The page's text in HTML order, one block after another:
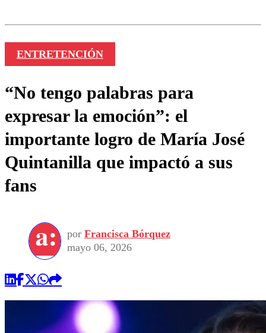
ENTRETENCIÓN
“No tengo palabras para
expresar la emoción”: el
importante logro de María José
Quintanilla que impactó a sus
fans
por Francisca Bórquez
mayo 06, 2026